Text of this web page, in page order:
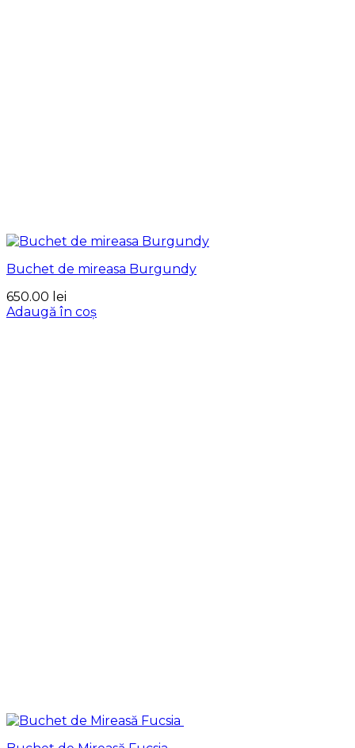
Buchet de mireasa Burgundy
650.00 lei
Adaugă în coș